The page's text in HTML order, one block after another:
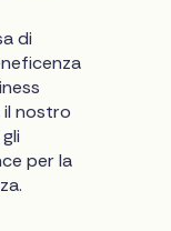
di
nostro
per la